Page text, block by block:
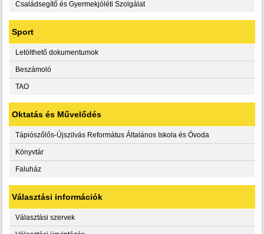
Családsegítő és Gyermekjóléti Szolgálat
Sport
Letölthető dokumentumok
Beszámoló
TAO
Oktatás és Művelődés
Tápiószőlős-Újszilvás Református Általános Iskola és Óvoda
Könyvtár
Faluház
Választási információk
Választási szervek